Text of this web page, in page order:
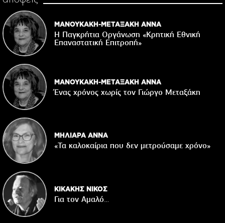
ΜΑΝΟΥΚΑΚΗ-ΜΕΤΑΞΑΚΗ ΑΝΝΑ
Η Παγκρήτια Οργάνωση «Κρητική Εθνική
Επαναστατική Eπιτροπή»
ΜΑΝΟΥΚΑΚΗ-ΜΕΤΑΞΑΚΗ ΑΝΝΑ
Ένας χρόνος χωρίς τον Γιώργο Μεταξάκη
ΜΗΛΙΑΡΑ ΑΝΝΑ
«Τα καλοκαίρια που δεν μετρούσαμε χρόνο»
ΚΙΚΑΚΗΣ ΝΙΚΟΣ
Για τον Αμαλό…